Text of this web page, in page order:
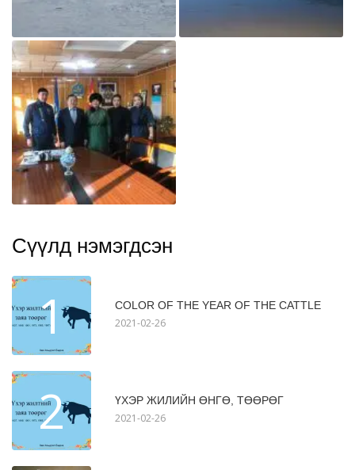
Сүүлд нэмэгдсэн
1 COLOR OF THE YEAR OF THE CATTLE
2021-02-26
2 ҮХЭР ЖИЛИЙН ӨНГӨ, ТӨӨРӨГ
2021-02-26